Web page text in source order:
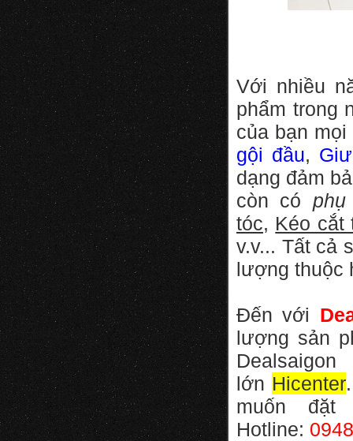
Với nhiều
phẩm trong
của bạn
gội đầu,
dạng đảm
còn có
tóc, Kéo cắt
v.v... Tất cả
lượng thuộc
Đến với
lượng sản
lớn Hicenter
muốn
Hotline: